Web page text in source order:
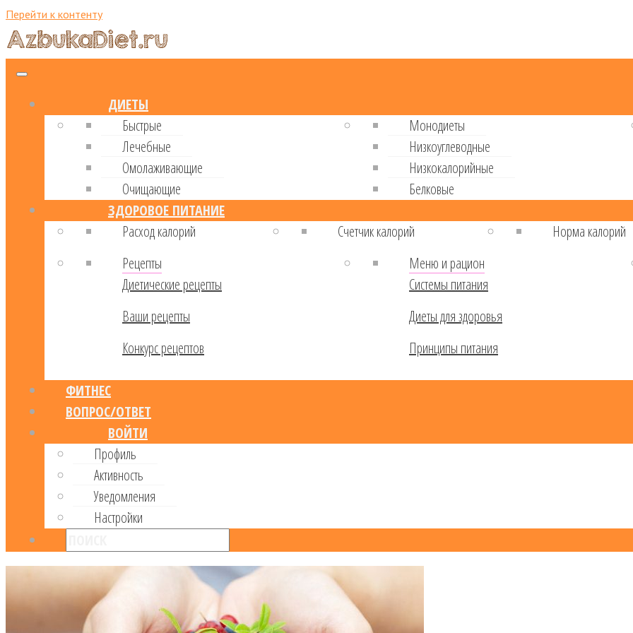
Перейти к контенту
ДИЕТЫ
Быстрые
Лечебные
Омолаживающие
Очищающие
Монодиеты
Низкоуглеводные
Низкокалорийные
Белковые
ЗДОРОВОЕ ПИТАНИЕ
Расход калорий
Cчетчик калорий Норма калорий
Рецепты
Диетические рецепты
Ваши рецепты
Конкурс рецептов
Меню и рацион
Системы питания
Диеты для здоровья
Принципы питания
ФИТНЕС
ВОПРОС/ОТВЕТ
ВОЙТИ
Профиль
Активность
Уведомления
Настройки